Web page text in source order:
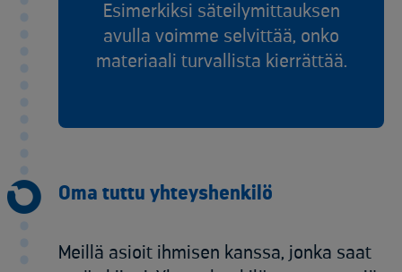
Esimerkiksi säteilymittauksen
avulla voimme selvittää, onko
materiaali turvallista kierrättää.
Oma tuttu yhteyshenkilö
Meillä asioit ihmisen kanssa, jonka saat